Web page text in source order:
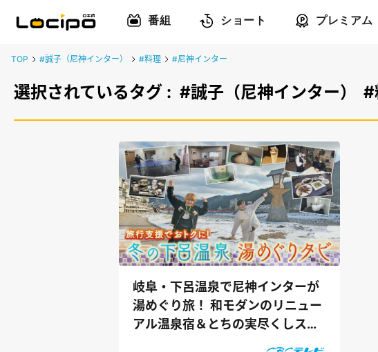
番組 ショート プレミアム
TOP #誠子（尼神インター） #料理 #尼神インター
選択されているタグ : #誠子（尼神インター） #
岐阜・下呂温泉で尼神インターが
湯めぐり旅！ 和モダンのリニュー
アル温泉宿＆とちの実尽くしスイ